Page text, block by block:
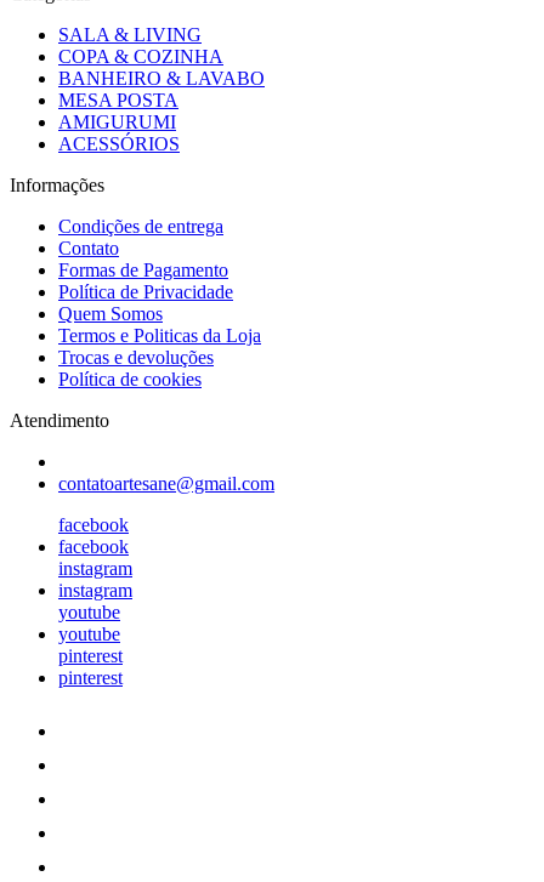
SALA & LIVING
COPA & COZINHA
BANHEIRO & LAVABO
MESA POSTA
AMIGURUMI
ACESSÓRIOS
Informações
Condições de entrega
Contato
Formas de Pagamento
Política de Privacidade
Quem Somos
Termos e Politicas da Loja
Trocas e devoluções
Política de cookies
Atendimento
contatoartesane@gmail.com
facebook
facebook
instagram
instagram
youtube
youtube
pinterest
pinterest